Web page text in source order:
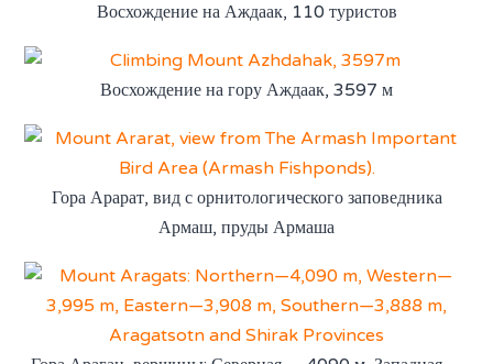
Восхождение на Аждаак, 110 туристов
Восхождение на гору Аждаак, 3597 м
Гора Арарат, вид с орнитологического заповедника
Армаш, пруды Армаша